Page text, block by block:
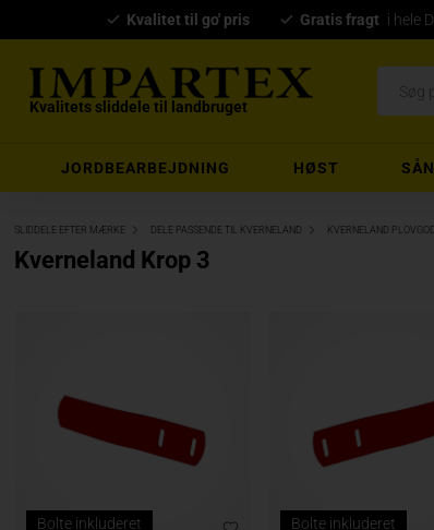
Kvalitet til go' pris Gratis fragt i hele
Kvalitets sliddele til landbruget
JORDBEARBEJDNING HØST
SLIDDELE EFTER MÆRKE DELE PASSENDE TIL KVERNELAND KVERNELAND
Kverneland Krop 3
Bolte inkluderet Bolte inkluderet